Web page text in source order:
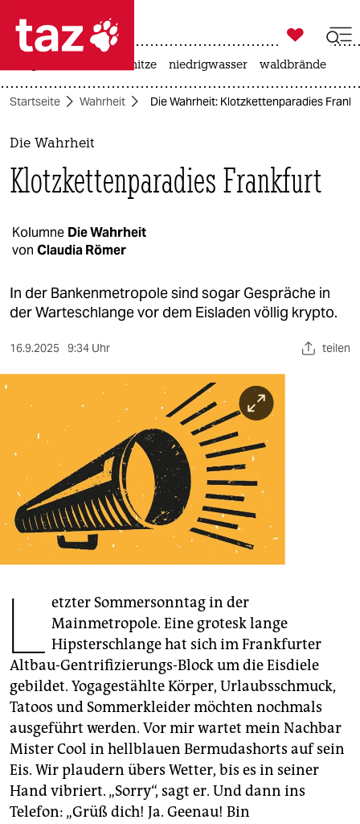
 taz zahl ich
taz zahl ich
themen
politik
gesellschaft
kultur
wahrheit
verlag
veranstaltungen
shop
fragen & hilfe
unterstützen
abo
genossenschaft
epaper login

taz zahl ich
hitze niedrigwasser waldbrände
Startseite Wahrheit Die Wahrheit: Klotzkettenparadies
Die Wahrheit
Klotzkettenparadies Frankfurt
Kolumne Die Wahrheit
von Claudia Römer
In der Bankenmetropole sind sogar Gespräche in
der Warteschlange vor dem Eisladen völlig krypto.
16.9.2025 9:34 Uhr teilen
L etzter Sommersonntag in der
Mainmetropole. Eine grotesk lange
Hipsterschlange hat sich im Frankfurter
Altbau-Gentrifizierungs-Block um die Eisdiele
gebildet. Yogagestählte Körper, Urlaubsschmuck,
Tatoos und Sommerkleider möchten nochmals
ausgeführt werden. Vor mir wartet mein Nachbar
Mister Cool in hellblauen Bermudashorts auf sein
Eis. Wir plaudern übers Wetter, bis es in seiner
Hand vibriert. „Sorry“, sagt er. Und dann ins
Telefon: „Grüß dich! Ja. Gee­nau! Bin